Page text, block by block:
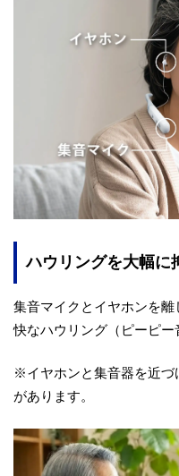
ハウリングを大幅に
集音マイクとイヤホンを
快なハウリング（ピーピー
※イヤホンと集音器を近づ
があります。